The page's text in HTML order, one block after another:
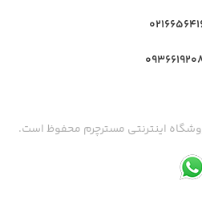
اینترنتی مسترچرم محفوظ است.